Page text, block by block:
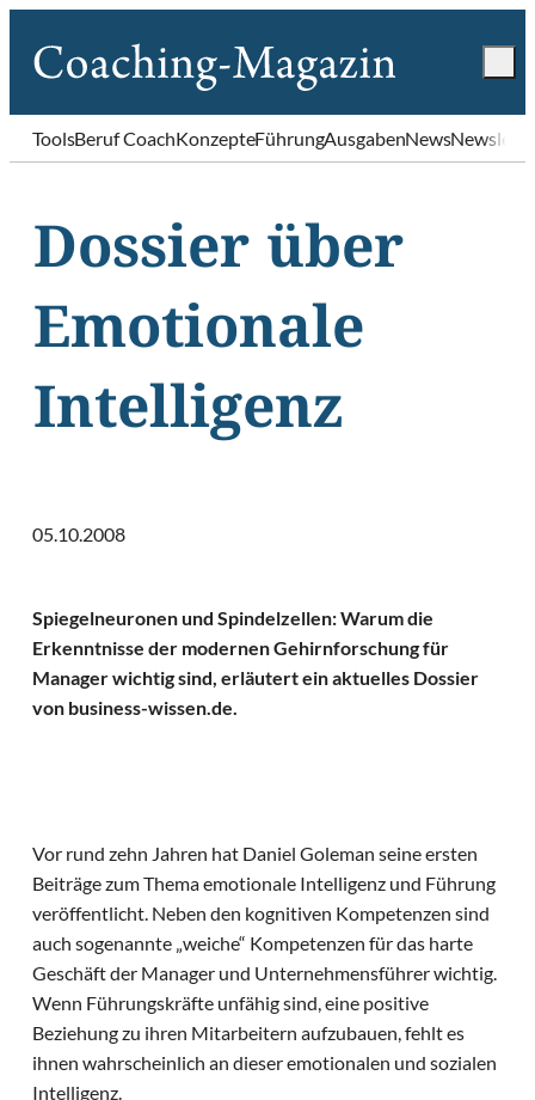
ToolsBeruf CoachKonzepteFührungAusgabenNews
Dossier über
Emotionale
Intelligenz
05.10.2008
Spiegelneuronen und Spindelzellen: Warum die
Erkenntnisse der modernen Gehirnforschung für
Manager wichtig sind, erläutert ein aktuelles Dossier
von business-wissen.de.
Vor rund zehn Jahren hat Daniel Goleman seine ersten
Beiträge zum Thema emotionale Intelligenz und Führung
veröffentlicht. Neben den kognitiven Kompetenzen sind
auch sogenannte „weiche“ Kompetenzen für das harte
Geschäft der Manager und Unternehmensführer wichtig.
Wenn Führungskräfte unfähig sind, eine positive
Beziehung zu ihren Mitarbeitern aufzubauen, fehlt es
ihnen wahrscheinlich an dieser emotionalen und sozialen
Intelligenz.